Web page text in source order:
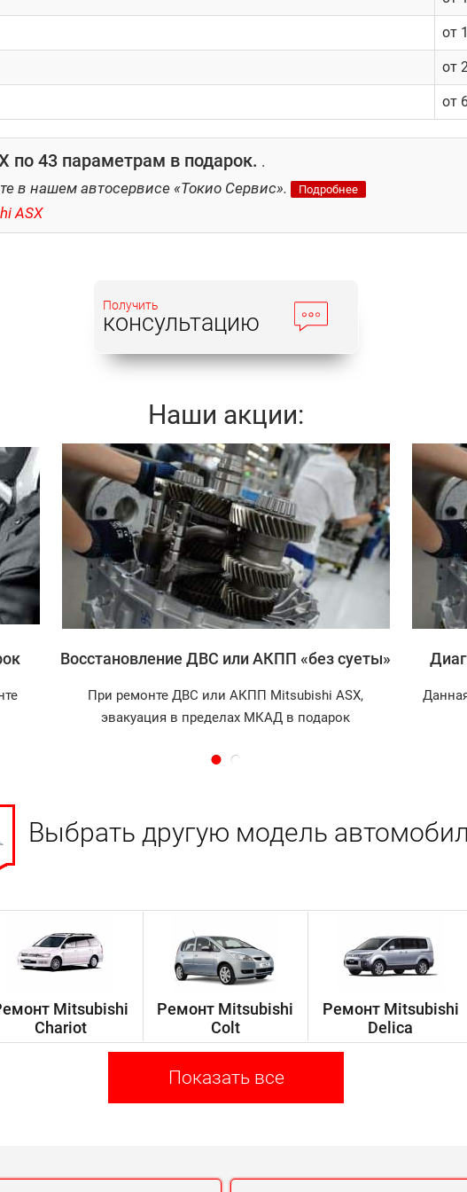
от
от
от
43 параметрам в подарок. .
в нашем автосервисе «Токио Сервис». Подробнее
ASX
Получить
консультацию
Наши акции:
Записаться
Восстановление ДВС или АКПП «без суеты»
При ремонте ДВС или АКПП Mitsubishi ASX,
эвакуация в пределах МКАД в подарок
Выбрать другую модель
Mitsubishi
Chariot
Ремонт Mitsubishi
Colt
Ремонт Mitsubishi
Delica
Показать все